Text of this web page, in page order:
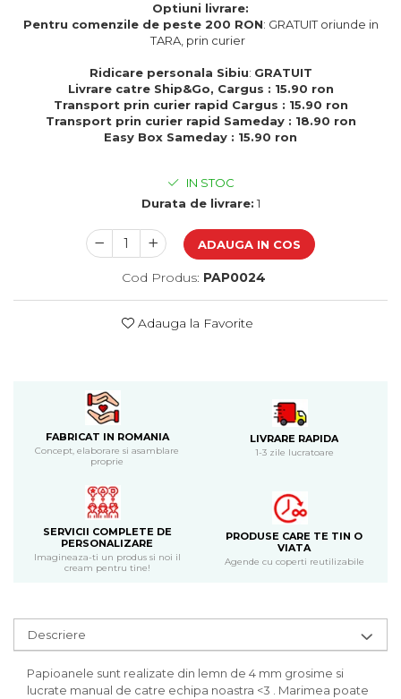
Decoratiuni pentru casa
Genti si portofele barbati din
Cadouri de Paste
Produse personalizate pentru
nunti si botezuri
Cadouri personalizate pentru
Cadouri pentru profesori
Cadouri pentru parinti
Cadouri pentru EL
Cadouri pentru iubit
Cadouri pentru cea mai buna
Cadouri pentru bunici
Cadouri personalizate pentru nasi
CERCEI ZAMAC
Ateliere - planse cu nisip colorat
Optiuni livrare:
Pentru comenzile de peste 200 RON: GRATUIT oriunde in
TARA, prin curier
Ridicare personala Sibiu: GRATUIT
Livrare catre Ship&Go, Cargus : 15.90 ron
Transport prin curier rapid Cargus : 15.90 ron
Transport prin curier rapid Sameday : 18.90 ron
Easy Box Sameday : 15.90 ron
IN STOC
Durata de livrare: 1
ADAUGA IN COS
Cod Produs: PAP0024
Adauga la Favorite
FABRICAT IN ROMANIA
Concept, elaborare si asamblare
proprie
LIVRARE RAPIDA
1-3 zile lucratoare
SERVICII COMPLETE DE
PERSONALIZARE
Imagineaza-ti un produs si noi il
cream pentru tine!
PRODUSE CARE TE TIN O
VIATA
Agende cu coperti reutilizabile
Descriere
Papioanele sunt realizate din lemn de 4 mm grosime si
lucrate manual de catre echipa noastra <3 . Marimea poate